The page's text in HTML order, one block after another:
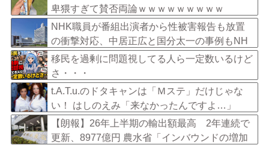
卑猥すぎて賛否両論ｗｗｗｗｗｗｗｗｗ
NHK職員が番組出演者から性被害報告も放置
の衝撃対応、中居正広と国分太一の事例もNH
Kは「加害者を守る」のか、指摘される“隠蔽体
質”
移民を過剰に問題視してる人ら一定数いるけど
さ・・・
t.A.T.u.のドタキャンは「Ｍステ」だけじゃな
い！ はしのえみ「来なかったんですよ…」
【朗報】26年上半期の輸出額最高 2年連続で
更新、8977億円 農水省「インバウンドの増加